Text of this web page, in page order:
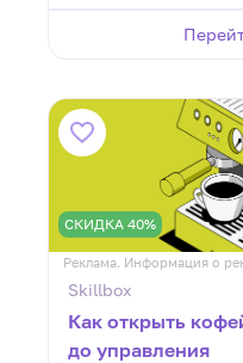
СКИДКА 40%
Реклама. Информация о
Skillbox
Как открыть
до управления